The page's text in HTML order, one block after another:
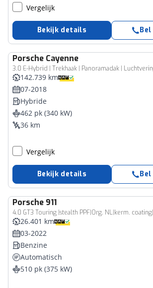
Vergelijk
Bekijk details
Porsche Cayenne
3.0 E-Hybrid | Trekhaak | Panoramadak |
142.739 km
07-2018
Hybride
462 pk (340 kW)
36 km
Vergelijk
Bekijk details
Porsche 911
26.401 km
03-2022
Benzine
Automatisch
510 pk (375 kW)